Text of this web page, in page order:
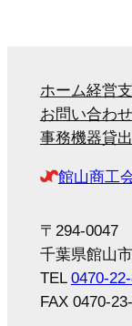
ホーム経営
お問い合わせ
事務機器貸出
館山商工
〒294-0047
千葉県館山
TEL 0470-
FAX 0470-